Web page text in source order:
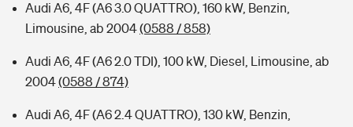
Audi A6, 4F (A6 3.0 QUATTRO), 160 kW, Benzin,
Limousine, ab 2004(0588 / 858)
Audi A6, 4F (A6 2.0 TDI), 100 kW, Diesel, Limousine, ab
2004(0588 / 874)
Audi A6, 4F (A6 2.4 QUATTRO), 130 kW, Benzin,